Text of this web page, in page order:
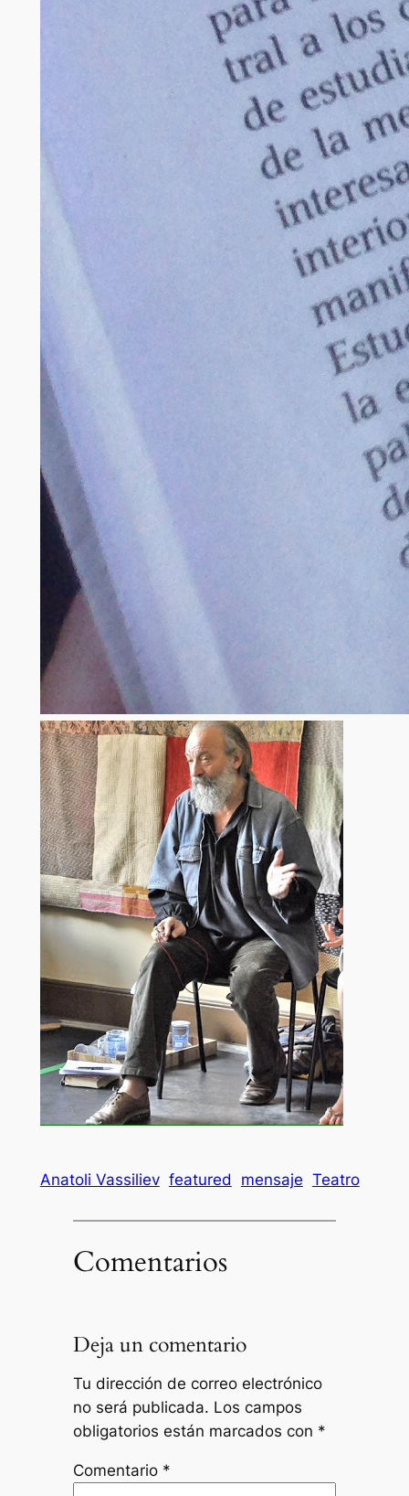
Anatoli Vassiliev featured mensaje Teatro
Comentarios
Deja un comentario
Tu dirección de correo electrónico
no será publicada. Los campos
obligatorios están marcados con *
Comentario *